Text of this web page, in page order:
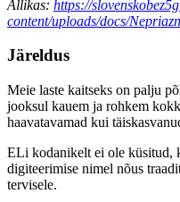
Allikas: https://
content/uploads/docs/
Järeldus
Meie laste kaitseks on palju
jooksul kauem ja rohkem
haavatavamad kui
ELi kodanikelt ei ole küsitud,
digiteerimise nimel nõus
tervisele.